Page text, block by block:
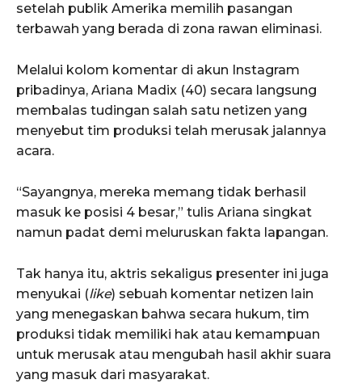
setelah publik Amerika memilih pasangan
terbawah yang berada di zona rawan eliminasi.
Melalui kolom komentar di akun Instagram
pribadinya, Ariana Madix (40) secara langsung
membalas tudingan salah satu netizen yang
menyebut tim produksi telah merusak jalannya
acara.
“Sayangnya, mereka memang tidak berhasil
masuk ke posisi 4 besar,” tulis Ariana singkat
namun padat demi meluruskan fakta lapangan.
Tak hanya itu, aktris sekaligus presenter ini juga
menyukai (like) sebuah komentar netizen lain
yang menegaskan bahwa secara hukum, tim
produksi tidak memiliki hak atau kemampuan
untuk merusak atau mengubah hasil akhir suara
yang masuk dari masyarakat.